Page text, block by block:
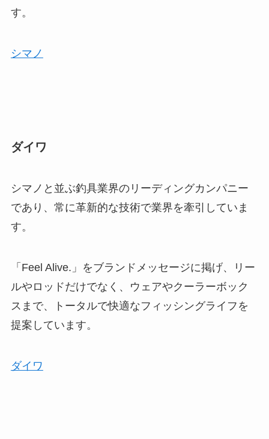
す。
シマノ
ダイワ
シマノと並ぶ釣具業界のリーディングカンパニー
であり、常に革新的な技術で業界を牽引していま
す。
「Feel Alive.」をブランドメッセージに掲げ、リー
ルやロッドだけでなく、ウェアやクーラーボック
スまで、トータルで快適なフィッシングライフを
提案しています。
ダイワ